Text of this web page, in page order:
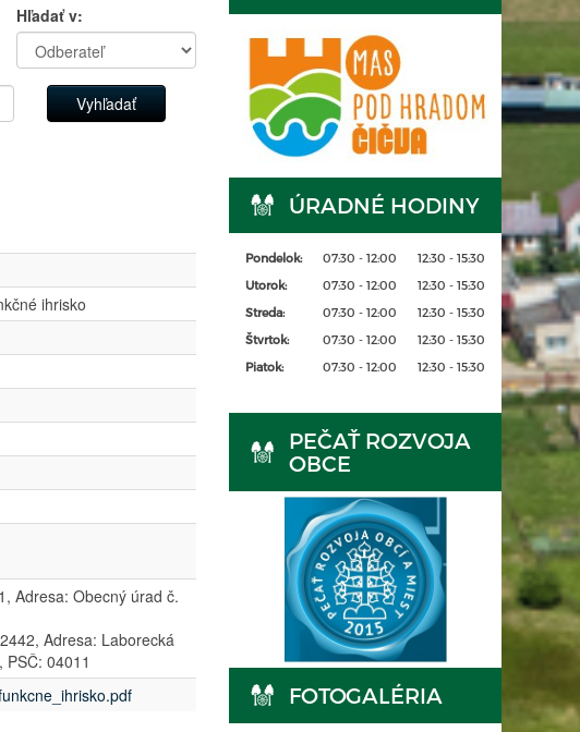
Hľadať v:
ihrisko
Adresa: Obecný úrad č.
Adresa: Laborecká
04011
ÚRADNÉ HODINY
Pondelok: 07:30 - 12:00
12:30 - 15:30
Utorok:
07:30 - 12:00
12:30 - 15:30
Streda:
07:30 - 12:00
12:30 - 15:30
Štvrtok:
07:30 - 12:00
12:30 - 15:30
Piatok:
07:30 - 12:00 12:30 - 15:30
PEČAŤ ROZVOJA
OBCE
FOTOGALÉRIA